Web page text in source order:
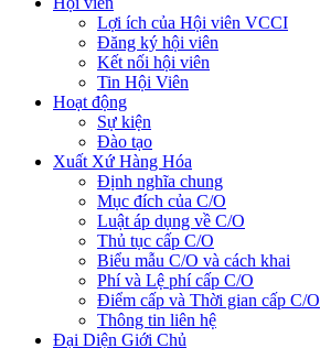
Lợi ích của Hội viên VCCI
Đăng ký hội viên
Kết nối hội viên
Tin Hội Viên
Hoạt động
Sự kiện
Đào tạo
Xuất Xứ Hàng Hóa
Định nghĩa chung
Mục đích của C/O
Luật áp dụng về C/O
Thủ tục cấp C/O
Biểu mẫu C/O và cách khai
Phí và Lệ phí cấp C/O
Điểm cấp và Thời gian cấp C/O
Thông tin liên hệ
Đại Diện Giới Chủ